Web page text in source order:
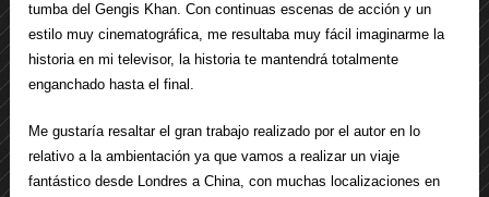
tumba del Gengis Khan. Con continuas escenas de acción y un
estilo muy cinematográfica, me resultaba muy fácil imaginarme la
historia en mi televisor, la historia te mantendrá totalmente
enganchado hasta el final.
Me gustaría resaltar el gran trabajo realizado por el autor en lo
relativo a la ambientación ya que vamos a realizar un viaje
fantástico desde Londres a China, con muchas localizaciones en